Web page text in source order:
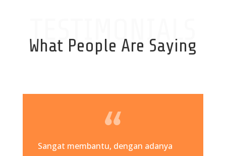
TESTIMONIALS
What People Are Saying
Sangat membantu, dengan adanya